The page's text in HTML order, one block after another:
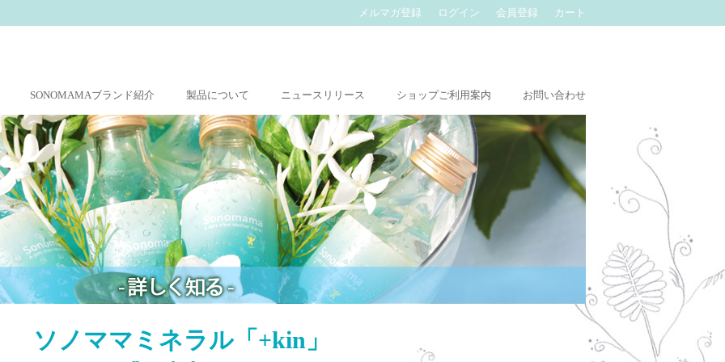
メルマガ登録 ログイン 会員登録 カート
SONOMAMAブランド紹介 製品について ニュースリリース ショップご利用案内 お問い合わせ
ソノママミネラル「+kin」